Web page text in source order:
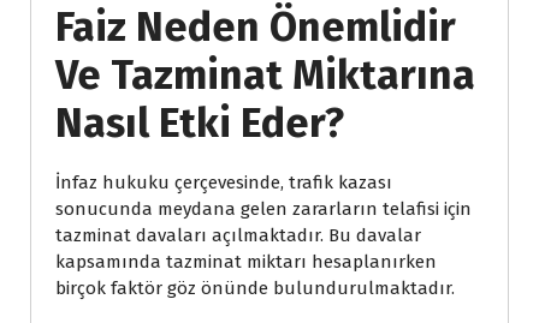
Faiz Neden Önemlidir
Ve Tazminat Miktarına
Nasıl Etki Eder?
İnfaz hukuku çerçevesinde, trafik kazası
sonucunda meydana gelen zararların telafisi için
tazminat davaları açılmaktadır. Bu davalar
kapsamında tazminat miktarı hesaplanırken
birçok faktör göz önünde bulundurulmaktadır.